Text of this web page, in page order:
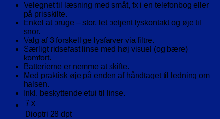
Velegnet til læsning med småt, fx i en telefonbog eller
på prisskilte.
Enkel at bruge – stor, let betjent lyskontakt og øje til
snor.
Valg af 3 forskellige lysfarver via filtre.
Særligt ridsefast linse med høj visuel (og bære)
komfort.
Batterierne er nemme at skifte.
Med praktisk øje på enden af ​​håndtaget til ledning om
halsen.
Inkl. beskyttende etui til linse.
7 x
Dioptri 28 dpt